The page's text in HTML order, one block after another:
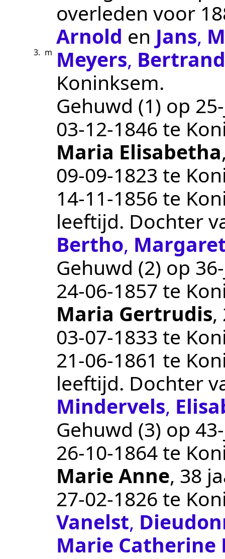
overleden voor
Arnold en Jans,
3. m Meyers, Bertrand
Koninksem.
Gehuwd (1) op
03‑12‑1846 te
Maria Elisabetha
09‑09‑1823 te
14‑11‑1856 te
leeftijd. Dochter
Bertho,
Gehuwd (2) op
24‑06‑1857 te
Maria Gertrudis,
03‑07‑1833 te
21‑06‑1861 te
leeftijd. Dochter
Mindervels,
Gehuwd (3) op
26‑10‑1864te
Marie Anne, 38
27‑02‑1826 te
Vanelst,
Marie Catherine